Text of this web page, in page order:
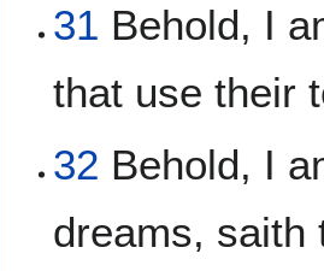
31 Behold, I
that use their
32 Behold, I
dreams, saith